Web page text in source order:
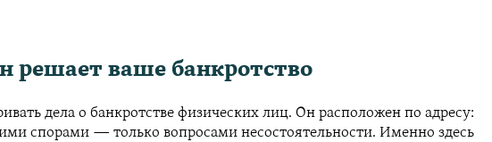
решает ваше банкротство
дела о банкротстве физических лиц. Он расположен по адресу:
спорами — только вопросами несостоятельности. Именно здесь